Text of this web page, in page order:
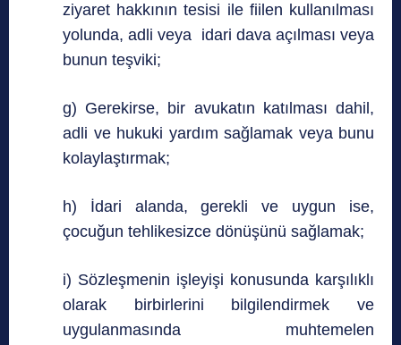
ziyaret hakkının tesisi ile fiilen kullanılması
yolunda, adli veya idari dava açılması veya
bunun teşviki;
g) Gerekirse, bir avukatın katılması dahil,
adli ve hukuki yardım sağlamak veya bunu
kolaylaştırmak;
h) İdari alanda, gerekli ve uygun ise,
çocuğun tehlikesizce dönüşünü sağlamak;
i) Sözleşmenin işleyişi konusunda karşılıklı
olarak birbirlerini bilgilendirmek ve
uygulanmasında muhtemelen